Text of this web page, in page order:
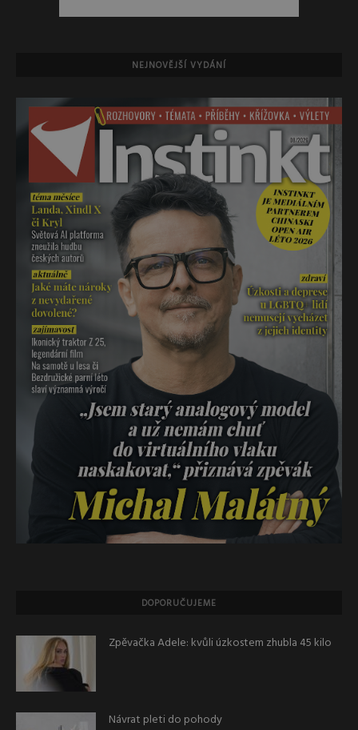
NEJNOVĚJŠÍ VYDÁNÍ
DOPORUČUJEME
Zpěvačka Adele: kvůli úzkostem zhubla 45 kilo
Návrat pleti do pohody